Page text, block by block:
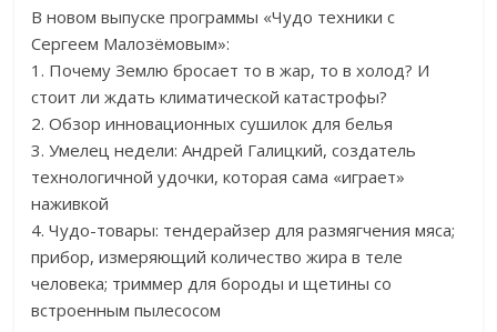
В новом выпуске программы «Чудо техники с
Сергеем Малозёмовым»:
1. Почему Землю бросает то в жар, то в холод? И
стоит ли ждать климатической катастрофы?
2. Обзор инновационных сушилок для белья
3. Умелец недели: Андрей Галицкий, создатель
технологичной удочки, которая сама «играет»
наживкой
4. Чудо-товары: тендерайзер для размягчения мяса;
прибор, измеряющий количество жира в теле
человека; триммер для бороды и щетины со
встроенным пылесосом